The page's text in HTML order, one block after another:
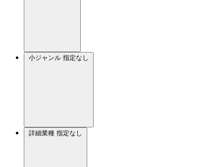
小ジャンル 指定なし
詳細業種 指定なし